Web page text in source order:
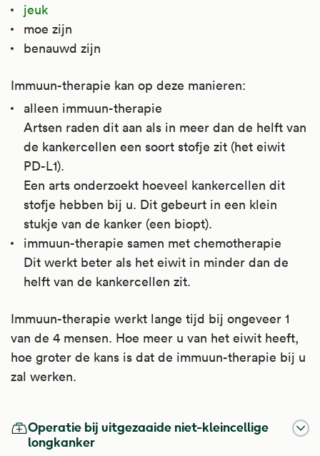
jeuk
moe zijn
benauwd zijn
Immuun-therapie kan op deze manieren:
alleen immuun-therapie
Artsen raden dit aan als in meer dan de helft van
de kankercellen een soort stofje zit (het eiwit
PD-L1).
Een arts onderzoekt hoeveel kankercellen dit
stofje hebben bij u. Dit gebeurt in een klein
stukje van de kanker (een biopt).
immuun-therapie samen met chemotherapie
Dit werkt beter als het eiwit in minder dan de
helft van de kankercellen zit.
Immuun-therapie werkt lange tijd bij ongeveer 1
van de 4 mensen. Hoe meer u van het eiwit heeft,
hoe groter de kans is dat de immuun-therapie bij u
zal werken.
Operatie bij uitgezaaide niet-kleincellige
longkanker